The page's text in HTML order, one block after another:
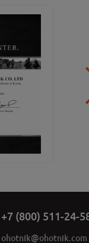
+7 (800) 511-24-
ohotnik@ohotnik.com